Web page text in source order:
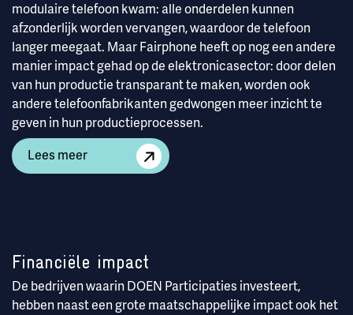
modulaire telefoon kwam: alle onderdelen kunnen
afzonderlijk worden vervangen, waardoor de telefoon
langer meegaat. Maar Fairphone heeft op nog een andere
manier impact gehad op de elektronicasector: door delen
van hun productie transparant te maken, worden ook
andere telefoonfabrikanten gedwongen meer inzicht te
geven in hun productieprocessen.
Lees meer
Financiële impact
De bedrijven waarin DOEN Participaties investeert,
hebben naast een grote maatschappelijke impact ook het